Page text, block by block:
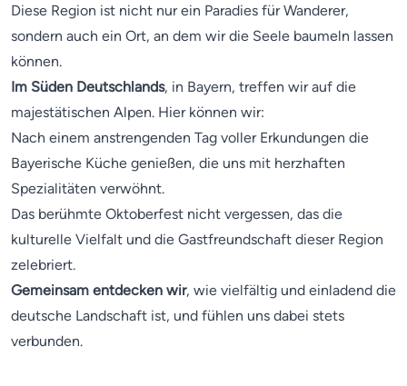
Diese Region ist nicht nur ein Paradies für Wanderer,
sondern auch ein Ort, an dem wir die Seele baumeln lassen
können.
Im Süden Deutschlands, in Bayern, treffen wir auf die
majestätischen Alpen. Hier können wir:
Nach einem anstrengenden Tag voller Erkundungen die
Bayerische Küche genießen, die uns mit herzhaften
Spezialitäten verwöhnt.
Das berühmte Oktoberfest nicht vergessen, das die
kulturelle Vielfalt und die Gastfreundschaft dieser Region
zelebriert.
Gemeinsam entdecken wir, wie vielfältig und einladend die
deutsche Landschaft ist, und fühlen uns dabei stets
verbunden.